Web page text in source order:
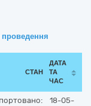
СТАН
ДАТА
ТА
ЧАС
18-05-